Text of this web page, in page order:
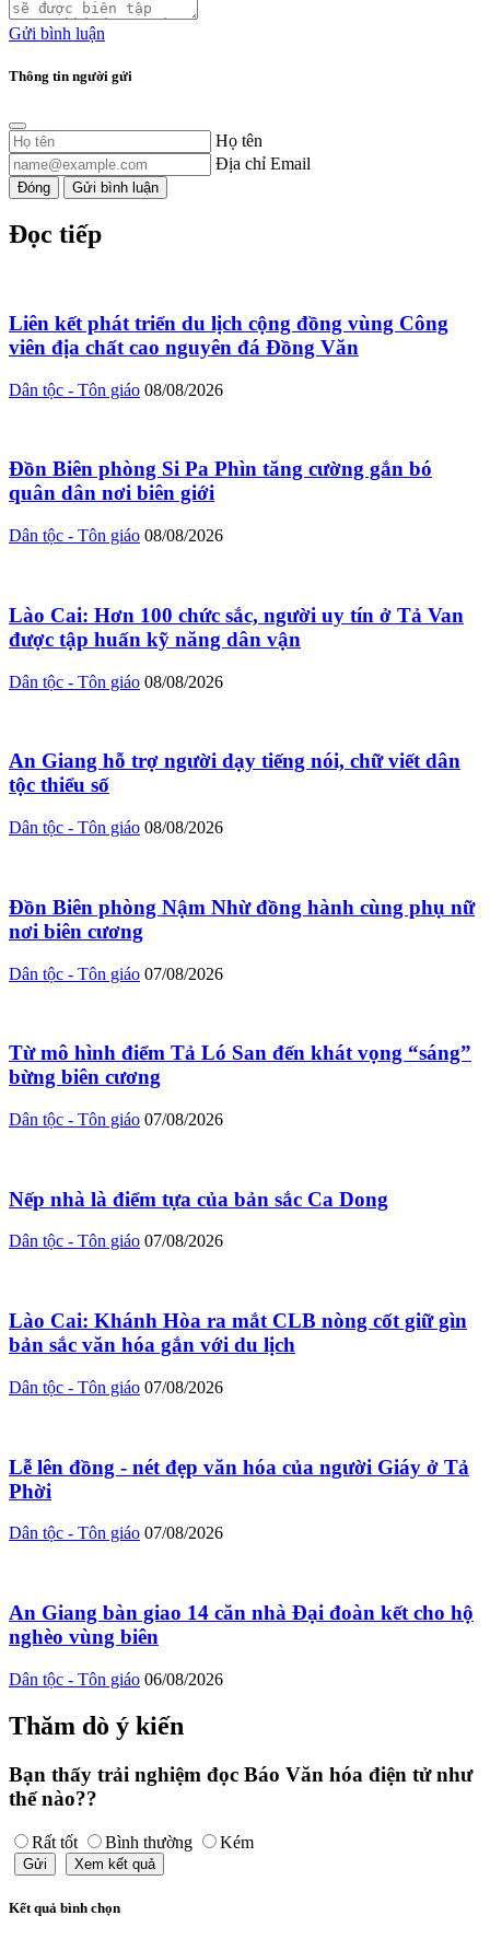
Gửi bình luận
Thông tin người gửi
Họ tên
Địa chỉ Email
Đóng Gửi bình luận
Đọc tiếp
Liên kết phát triển du lịch cộng đồng vùng Công
viên địa chất cao nguyên đá Đồng Văn
Dân tộc - Tôn giáo 08/08/2026
Đồn Biên phòng Si Pa Phìn tăng cường gắn bó
quân dân nơi biên giới
Dân tộc - Tôn giáo 08/08/2026
Lào Cai: Hơn 100 chức sắc, người uy tín ở Tả Van
được tập huấn kỹ năng dân vận
Dân tộc - Tôn giáo 08/08/2026
An Giang hỗ trợ người dạy tiếng nói, chữ viết dân
tộc thiểu số
Dân tộc - Tôn giáo 08/08/2026
Đồn Biên phòng Nậm Nhừ đồng hành cùng phụ nữ
nơi biên cương
Dân tộc - Tôn giáo 07/08/2026
Từ mô hình điểm Tả Ló San đến khát vọng “sáng”
bừng biên cương
Dân tộc - Tôn giáo 07/08/2026
Nếp nhà là điểm tựa của bản sắc Ca Dong
Dân tộc - Tôn giáo 07/08/2026
Lào Cai: Khánh Hòa ra mắt CLB nòng cốt giữ gìn
bản sắc văn hóa gắn với du lịch
Dân tộc - Tôn giáo 07/08/2026
Lễ lên đồng - nét đẹp văn hóa của người Giáy ở Tả
Phời
Dân tộc - Tôn giáo 07/08/2026
An Giang bàn giao 14 căn nhà Đại đoàn kết cho hộ
nghèo vùng biên
Dân tộc - Tôn giáo 06/08/2026
Thăm dò ý kiến
Bạn thấy trải nghiệm đọc Báo Văn hóa điện tử như
thế nào??
Rất tốt Bình thường Kém
Gửi Xem kết quả
Kết quả bình chọn